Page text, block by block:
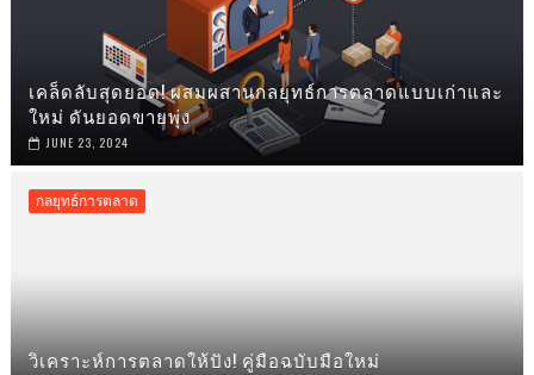
เคล็ดลับสุดยอด! ผสมผสานกลยุทธ์การตลาดแบบเก่าและ
ใหม่ ดันยอดขายพุ่ง
JUNE 23, 2024
กลยุทธ์การตลาด
วิเคราะห์การตลาดให้ปัง! คู่มือฉบับมือใหม่